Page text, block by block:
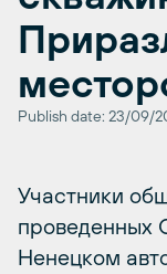
Publish date: 23/09/
Участники
проведенных
Ненецком